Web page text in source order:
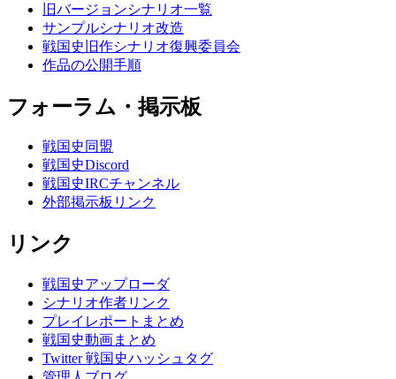
旧バージョンシナリオ一覧
サンプルシナリオ改造
戦国史旧作シナリオ復興委員会
作品の公開手順
フォーラム・掲示板
戦国史同盟
戦国史Discord
戦国史IRCチャンネル
外部掲示板リンク
リンク
戦国史アップローダ
シナリオ作者リンク
プレイレポートまとめ
戦国史動画まとめ
Twitter 戦国史ハッシュタグ